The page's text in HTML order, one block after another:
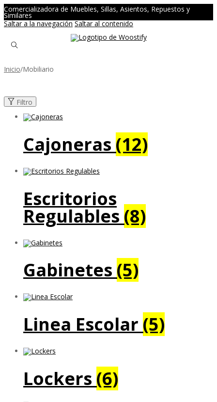
Comercializadora de Muebles, Sillas, Asientos, Repuestos y
Similares
Saltar a la navegación Saltar al contenido
Inicio/Mobiliario
Filtro
Cajoneras (12)
Escritorios
Regulables (8)
Gabinetes (5)
Linea Escolar (5)
Lockers (6)